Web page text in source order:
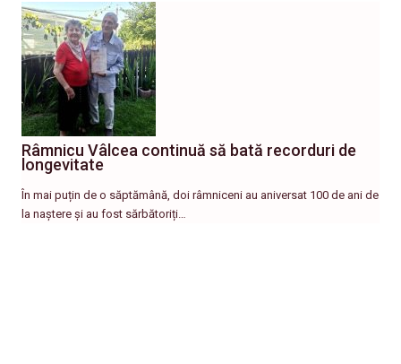
Râmnicu Vâlcea continuă să bată recorduri de
longevitate
În mai puțin de o săptămână, doi râmniceni au aniversat 100 de ani de
la naștere și au fost sărbătoriți…